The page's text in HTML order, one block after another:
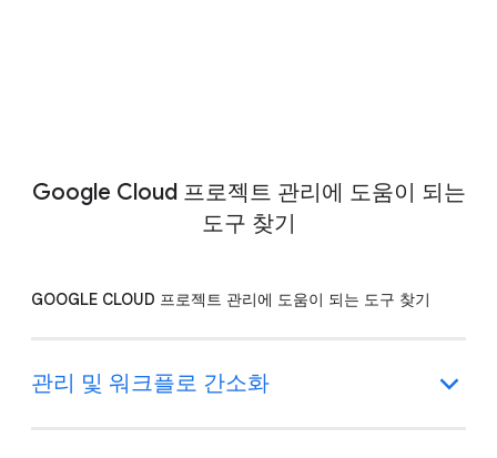
Google Cloud 프로젝트 관리에 도움이 되는
도구 찾기
GOOGLE CLOUD 프로젝트 관리에 도움이 되는 도구 찾기
관리 및 워크플로 간소화